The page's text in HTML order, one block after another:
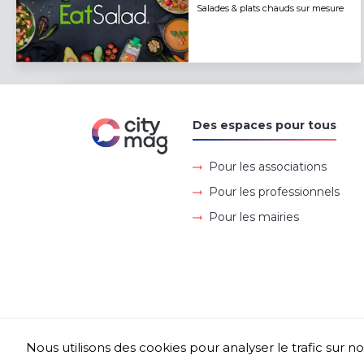
Salades & plats chauds sur mesure
Des espaces pour tous
Pour les associations
Pour les professionnels
Pour les mairies
Nous utilisons des cookies pour analyser le trafic sur